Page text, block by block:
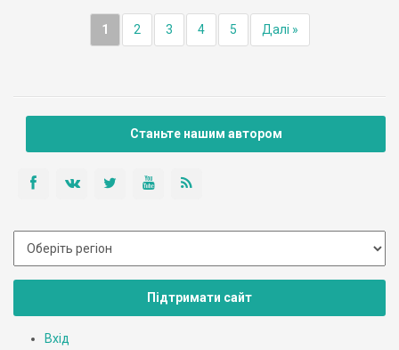
1 2 3 4 5 Далі »
Станьте нашим автором
Підтримати сайт
Вхід